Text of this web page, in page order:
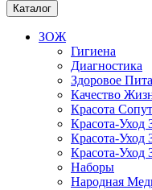
Каталог
ЗОЖ
Гигиена
Диагностика
Здоровое
Качество
Красота
Красота-Уход
Красота-Уход
Красота-Уход
Наборы
Народная